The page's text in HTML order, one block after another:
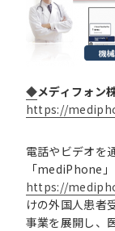
◆メディフォン
https://
電話やビデオを
「mediPhone」
https://
けの外国人患者
事業を展開し、